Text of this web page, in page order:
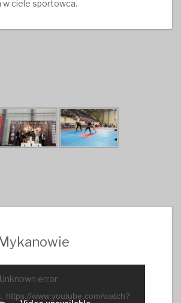
w ciele sportowca.
error.
https://www.youtube.com/watch?